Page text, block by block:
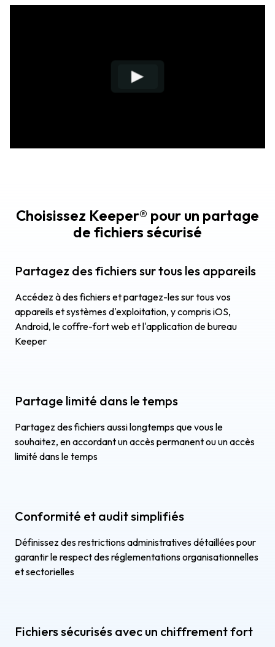
Choisissez Keeper® pour un partage
de fichiers sécurisé
Partagez des fichiers sur tous les appareils
Accédez à des fichiers et partagez-les sur tous vos
appareils et systèmes d'exploitation, y compris iOS,
Android, le coffre-fort web et l'application de bureau
Keeper
Partage limité dans le temps
Partagez des fichiers aussi longtemps que vous le
souhaitez, en accordant un accès permanent ou un accès
limité dans le temps
Conformité et audit simplifiés
Définissez des restrictions administratives détaillées pour
garantir le respect des réglementations organisationnelles
et sectorielles
Fichiers sécurisés avec un chiffrement fort